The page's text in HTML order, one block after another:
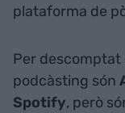
plataforma de
Per descomptat
podcàsting són
Spotify, però